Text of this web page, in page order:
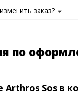
заказ?
по
Arthros Sos в